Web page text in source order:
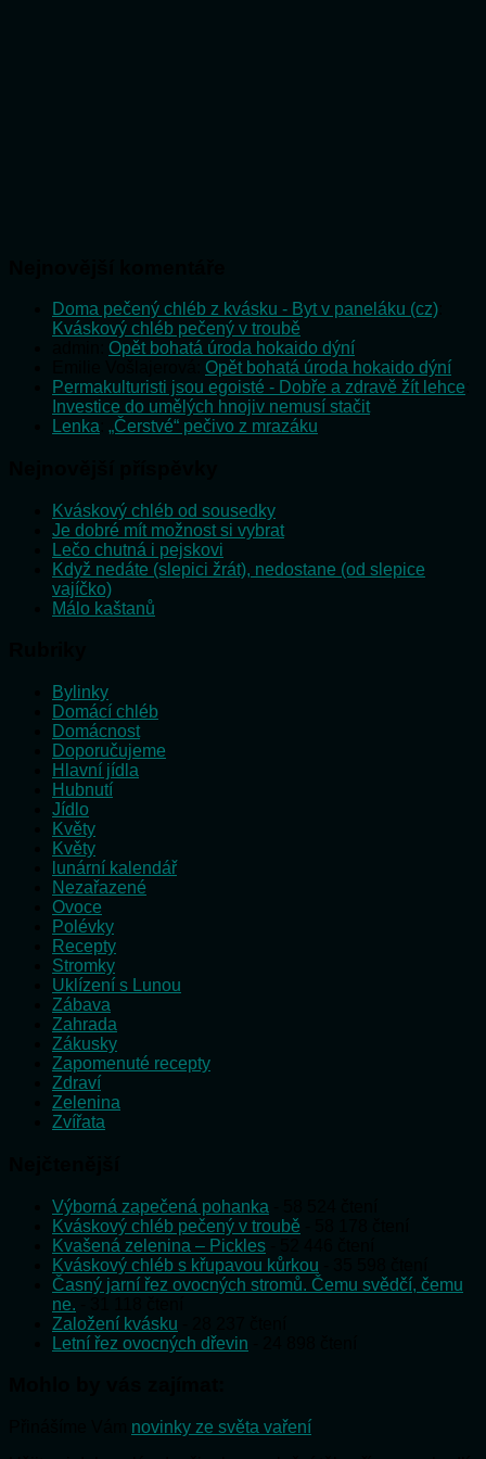
Doma pečený chléb z kvásku - Byt v paneláku (cz)
Kváskový chléb pečený v troubě
Opět bohatá úroda hokaido dýní
Opět bohatá úroda hokaido dýní
Permakulturisti jsou egoisté - Dobře a zdravě žít lehce
Investice do umělých hnojiv nemusí stačit
Lenka „Čerstvé“ pečivo z mrazáku
Kváskový chléb od sousedky
Je dobré mít možnost si vybrat
Lečo chutná i pejskovi
Když nedáte (slepici žrát), nedostane (od slepice
vajíčko)
Málo kaštanů
Bylinky
Domácí chléb
Domácnost
Doporučujeme
Hlavní jídla
Hubnutí
Jídlo
Květy
Květy
lunární kalendář
Nezařazené
Ovoce
Polévky
Recepty
Stromky
Uklízení s Lunou
Zábava
Zahrada
Zákusky
Zapomenuté recepty
Zdraví
Zelenina
Zvířata
Výborná zapečená pohanka
Kváskový chléb pečený v troubě
Kvašená zelenina – Pickles
Kváskový chléb s křupavou kůrkou
Časný jarní řez ovocných stromů. Čemu svědčí, čemu
ne.
Založení kvásku
Letní řez ovocných dřevin
novinky ze světa vaření